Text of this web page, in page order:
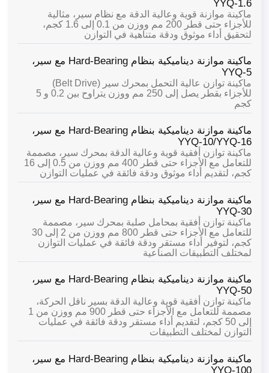
YYQ-1.6
ماكينة موازنة قوية وعالية الدقة مع نظام سير، مثالية
للأجزاء حتى قطر 200 مم ووزن من 0.1 إلى 1.6 كجم،
لتحقيق أداء موثوق ودقة متناهية في التوازن
ماكينة موازنة ديناميكية بنظام Hard-Bearing مع سير،
YYQ-5
ماكينة توازن عالية التحمل بمحرك سير (Belt Drive)
للأجزاء بقطر يصل إلى 250 مم ووزن يتراوح بين 0.2 و 5
كجم
ماكينة موازنة ديناميكية بنظام Hard-Bearing مع سير،
YYQ-10/YYQ-16
ماكينة توازن أفقية قوية وعالية الدقة بمحرك سير، مصممة
للتعامل مع الأجزاء حتى قطر 400 مم ووزن من 0.5 إلى 16
كجم، لتقديم أداء موثوق ودقة فائقة في عمليات التوازن
ماكينة موازنة ديناميكية بنظام Hard-Bearing مع سير،
YYQ-30
ماكينة توازن أفقية بمحامل صلبة بمحرك سير، مصممة
للتعامل مع الأجزاء حتى قطر 800 مم ووزن من 2 إلى 30
كجم، لتوفير أداء مستقر ودقة فائقة في عمليات التوازن
لمختلف التطبيقات الصناعية
ماكينة موازنة ديناميكية بنظام Hard-Bearing مع سير،
YYQ-50
ماكينة توازن أفقية قوية وعالية الدقة بسير ناقل الحركة،
مصممة للتعامل مع الأجزاء حتى قطر 900 مم ووزن من 1
إلى 50 كجم، لتقديم أداء مستقر ودقة فائقة في عمليات
التوازن لمختلف التطبيقات
ماكينة موازنة ديناميكية بنظام Hard-Bearing مع سير،
YYQ-100